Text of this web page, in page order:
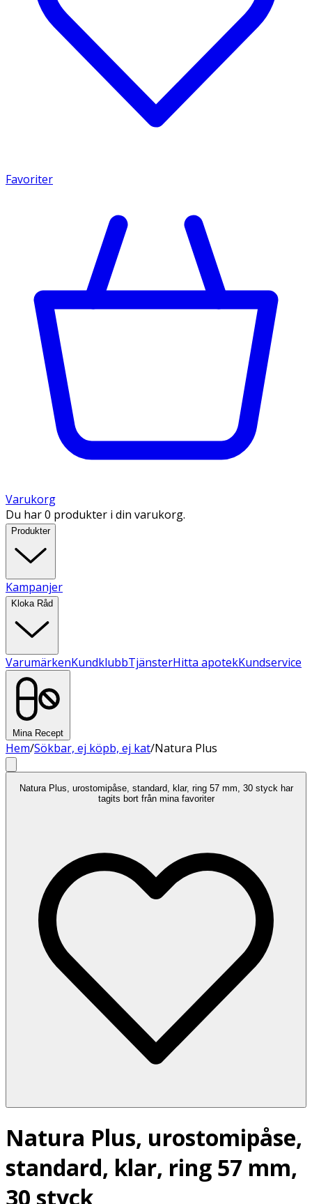
Favoriter
Varukorg
Du har 0 produkter i din varukorg.
Produkter
Kampanjer
Kloka Råd
VarumärkenKundklubbTjänsterHitta apotekKundservice
Mina Recept
Hem/Sökbar, ej köpb, ej kat/Natura Plus
Natura Plus, urostomipåse, standard, klar, ring 57 mm, 30 styck har
tagits bort från mina favoriter
Natura Plus, urostomipåse,
standard, klar, ring 57 mm,
30 styck